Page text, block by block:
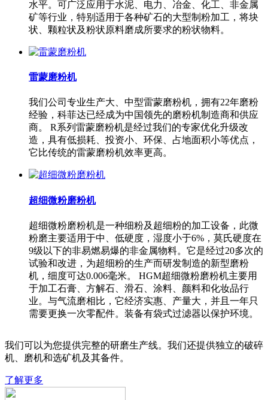
水平。可广泛应用于水泥、电力、冶金、化工、非金属
矿等行业，特别适用于各种矿石的大型制粉加工，将块
状、颗粒状及粉状原料磨成所要求的粉状物料。
雷蒙磨粉机
我们公司专业生产大、中型雷蒙磨粉机，拥有22年磨粉
经验，科菲达已经成为中国领先的磨粉机制造商和供应
商。 R系列雷蒙磨粉机是经过我们的专家优化升级改
造，具有低损耗、投资小、环保、占地面积小等优点，
它比传统的雷蒙磨粉机效率更高。
超细微粉磨粉机
超细微粉磨粉机是一种细粉及超细粉的加工设备，此微
粉磨主要适用于中、低硬度，湿度小于6%，莫氏硬度在
9级以下的非易燃易爆的非金属物料。它是经过20多次的
试验和改进，为超细粉的生产而研发制造的新型磨粉
机，细度可达0.006毫米。 HGM超细微粉磨粉机主要用
于加工石膏、方解石、滑石、涂料、颜料和化妆品行
业。与气流磨相比，它经济实惠、产量大，并且一年只
需要更换一次零配件。装备有袋式过滤器以保护环境。
我们可以为您提供完整的研磨生产线。我们还提供独立的破碎
机、磨机和选矿机及其备件。
了解更多